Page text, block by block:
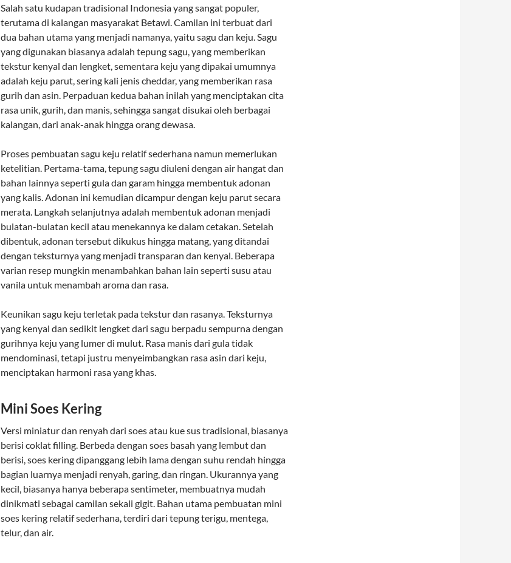
Salah satu kudapan tradisional Indonesia yang sangat populer,
terutama di kalangan masyarakat Betawi. Camilan ini terbuat dari
dua bahan utama yang menjadi namanya, yaitu sagu dan keju. Sagu
yang digunakan biasanya adalah tepung sagu, yang memberikan
tekstur kenyal dan lengket, sementara keju yang dipakai umumnya
adalah keju parut, sering kali jenis cheddar, yang memberikan rasa
gurih dan asin. Perpaduan kedua bahan inilah yang menciptakan cita
rasa unik, gurih, dan manis, sehingga sangat disukai oleh berbagai
kalangan, dari anak-anak hingga orang dewasa.
Proses pembuatan sagu keju relatif sederhana namun memerlukan
ketelitian. Pertama-tama, tepung sagu diuleni dengan air hangat dan
bahan lainnya seperti gula dan garam hingga membentuk adonan
yang kalis. Adonan ini kemudian dicampur dengan keju parut secara
merata. Langkah selanjutnya adalah membentuk adonan menjadi
bulatan-bulatan kecil atau menekannya ke dalam cetakan. Setelah
dibentuk, adonan tersebut dikukus hingga matang, yang ditandai
dengan teksturnya yang menjadi transparan dan kenyal. Beberapa
varian resep mungkin menambahkan bahan lain seperti susu atau
vanila untuk menambah aroma dan rasa.
Keunikan sagu keju terletak pada tekstur dan rasanya. Teksturnya
yang kenyal dan sedikit lengket dari sagu berpadu sempurna dengan
gurihnya keju yang lumer di mulut. Rasa manis dari gula tidak
mendominasi, tetapi justru menyeimbangkan rasa asin dari keju,
menciptakan harmoni rasa yang khas.
Mini Soes Kering
Versi miniatur dan renyah dari soes atau kue sus tradisional, biasanya
berisi coklat filling. Berbeda dengan soes basah yang lembut dan
berisi, soes kering dipanggang lebih lama dengan suhu rendah hingga
bagian luarnya menjadi renyah, garing, dan ringan. Ukurannya yang
kecil, biasanya hanya beberapa sentimeter, membuatnya mudah
dinikmati sebagai camilan sekali gigit. Bahan utama pembuatan mini
soes kering relatif sederhana, terdiri dari tepung terigu, mentega,
telur, dan air.